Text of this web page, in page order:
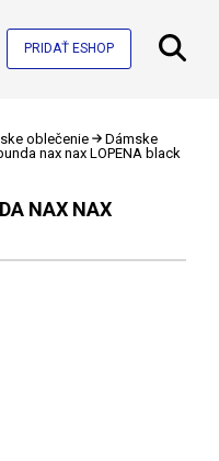
PRIDAŤ ESHOP
oblečenie
Dámske
nax nax LOPENA black
NAX NAX